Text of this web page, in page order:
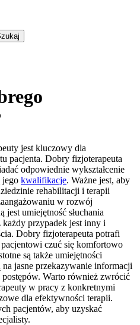
jest kluczowy dla
pacjenta. Dobry fizjoterapeuta
odpowiednie wykształcenie
jego kwalifikacje. Ważne jest, aby
rehabilitacji i terapii
w rozwój
umiejętność słuchania
każdy przypadek jest inny i
Dobry fizjoterapeuta potrafi
czuć się komfortowo
są także umiejętności
jasne przekazywanie informacji
Warto również zwrócić
w pracy z konkretnymi
dla efektywności terapii.
pacjentów, aby uzyskać